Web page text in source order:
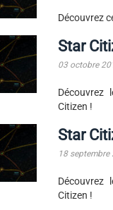
Découvrez
Star
03 octobre
Découvrez
Citizen !
Star
18 septembre
Découvrez
Citizen !